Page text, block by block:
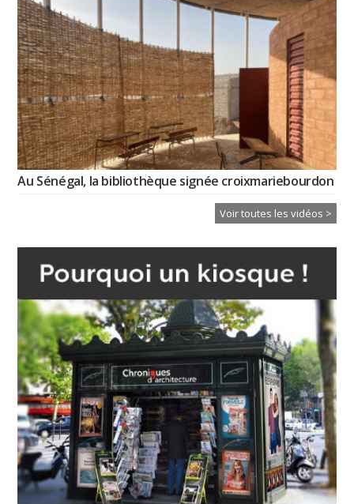
Au Sénégal, la bibliothèque signée croixmariebourdon
Voir toutes les vidéos >